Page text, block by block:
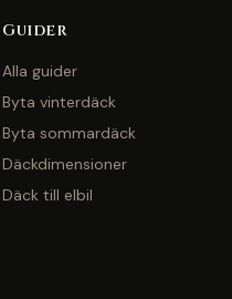
Guider
Alla guider
Byta vinterdäck
Byta sommardäck
Däckdimensioner
Däck till elbil